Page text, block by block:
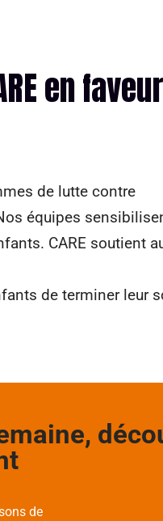
en
de lutte contre
équipes
CARE soutient
de terminer leur
de